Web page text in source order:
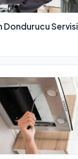
Dondurucu Servisi